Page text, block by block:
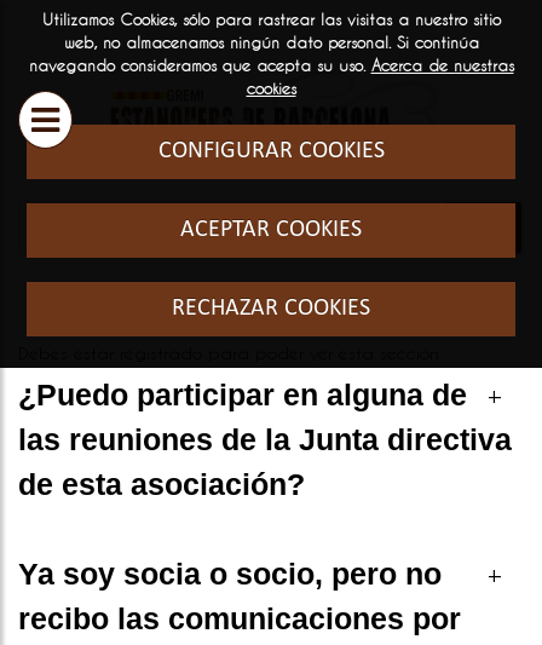
Utilizamos Cookies, sólo para rastrear las visitas a nuestro sitio
web, no almacenamos ningún dato personal. Si continúa
navegando consideramos que acepta su uso. Acerca de nuestras
cookies
CONFIGURAR COOKIES
ACEPTAR COOKIES
RECHAZAR COOKIES
ESTANQUEROS
y filosofia
somos
SERVICIOS
El sector
+
¿Puedo participar en alguna de
las reuniones de la Junta directiva
de esta asociación?
+
Ya soy socia o socio, pero no
recibo las comunicaciones por